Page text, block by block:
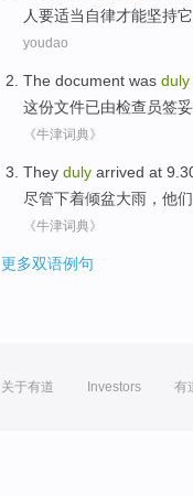
人要适当 自律才能坚持它
youdao
The document was duly
这份文件已由检查员签妥
《牛津词典》
They duly arrived at
尽管下着倾盆大雨， 他们
《牛津词典》
更多双语例句
关于有道 Investors 有